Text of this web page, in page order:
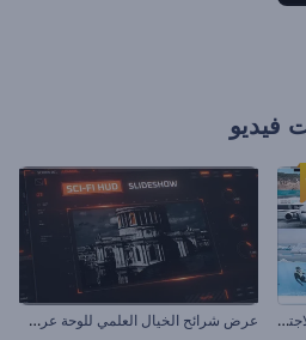
فيديو
م
جموعة فيديوهات وسائل التواصل الاجتماعي الموضوعية ع
رض شرائح الخيال العلمي للوحة عرض راسية